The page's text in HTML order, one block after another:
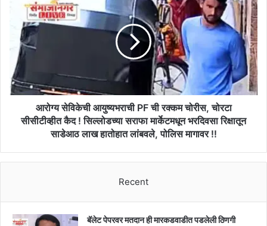
सेविकेची
आयुष्यभराची
रक्कम
चोरीस,
चोरटा
सीसीटीव्हीत
मार्केटमधून
हातोहात
आरोग्य सेविकेची आयुष्यभराची PF ची रक्कम चोरीस, चोरटा
सीसीटीव्हीत कैद ! सिल्लोडच्या सराफा मार्केटमधून भरदिवसा रिक्षातून
साडेआठ लाख हातोहात लांबवले, पोलिस मागावर !!
Recent
बॅलेट पेपरवर मतदान ही मारकडवाडीत पडलेली ठिणगी